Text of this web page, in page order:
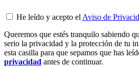
He leído y acepto el Aviso de
Queremos que estés tranquilo sabiendo
serio la privacidad y la protección de tu
esta casilla para que sepamos que has
privacidad antes de continuar.